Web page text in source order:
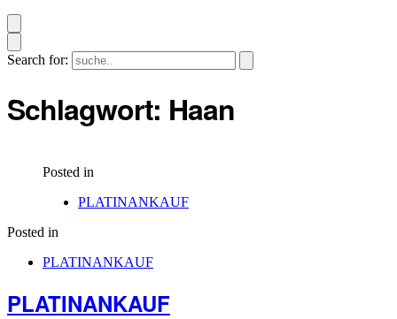
Search for:
Schlagwort: Haan
Posted in
PLATINANKAUF
Posted in
PLATINANKAUF
PLATINANKAUF